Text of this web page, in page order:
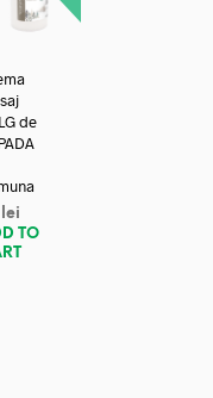
de
lei
TO